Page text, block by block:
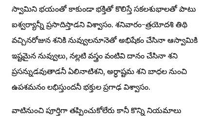
స్వామిని భయంతో కాకుండా భక్తితో కొలిస్తే సకలశుభాలతో పాటు
ఐశ్వర్యాన్నీ ప్రసాదిస్తాడని విశ్వాసం. శనివారం-త్రయోదశి తిథి
వచ్చినరోజున శనికి నువ్వులనూనెతో అభిషేకం చేసినా ఆస్వామికి
ఇష్టమైన నువ్వులు, నల్లటి వస్త్రం వంటివి దానం చేసినా శని
ప్రసన్నుడవుతాడనీ ఏలినాటిశని, అర్ధాష్టమ శని బాధల నుంచి
ఉపశమనం లభిస్తుందనీ భక్తుల ప్రగాఢ విశ్వాసం.
వాటినుంచి పూర్తిగా తప్పించుకోలేరు కానీ కొన్ని నియమాలు